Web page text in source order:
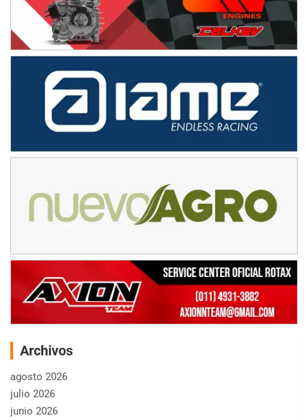
Archivos
agosto 2026
julio 2026
junio 2026